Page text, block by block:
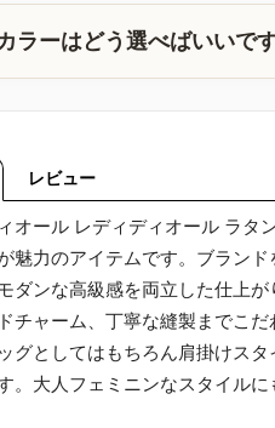
ラーはどう選べばいいで
レビュー
オール レディディオール ラタ
魅力のアイテムです。ブラン
ダンな高級感を両立した仕上
チャーム、丁寧な縫製までこ
グとしてはもちろん肩掛けス
。大人フェミニンなスタイル